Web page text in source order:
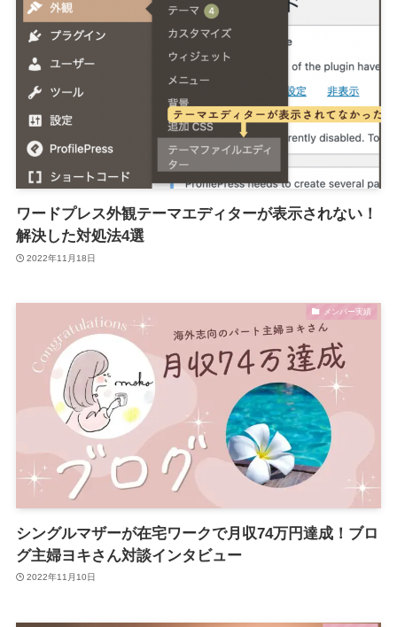
ワードプレス外観テーマエディターが表示されない！
解決した対処法4選
2022年11月18日
メンバー実績
シングルマザーが在宅ワークで月収74万円達成！ブロ
グ主婦ヨキさん対談インタビュー
2022年11月10日